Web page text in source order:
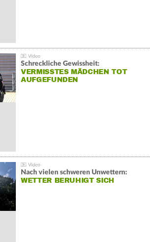
Schreckliche Gewissheit:
VERMISSTES MÄDCHEN TOT
AUFGEFUNDEN
Nach vielen schweren Unwettern:
WETTER BERUHIGT SICH